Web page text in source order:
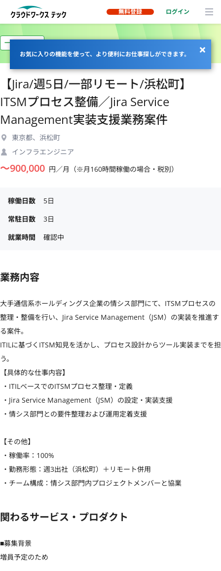
無料登録 ログイン
お気に入りの機能を使って、より便利にお仕事探しができます。
一部リモート
【Jira/週5日/一部リモート/浜松町】
ITSMプロセス整備／Jira Service
Management実装支援業務案件
東京都、浜松町
インフラエンジニア
〜900,000 円／月（※月160時間稼働の場合・税別）
稼働日数
5日
常駐日数
3日
就業時間
確認中
業務内容
大手通信系ホールディングス企業の情シス部門にて、ITSMプロセスの
整理・整備を行い、Jira Service Management（JSM）の実装を推進す
る案件。
ITILに基づくITSM知見を活かし、プロセス設計からツール実装までを担
う。
【具体的な仕事内容】
【その他】
・チーム構成：情シス部門内プロジェクトメンバーと協業
関わるサービス・プロダクト
■募集背景
増員予定のため